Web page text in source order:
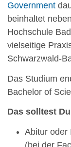
Government
beinhaltet
Hochschule
vielseitige
Schwarzwald-
Das Studium
Bachelor of
Das solltest
Abitur oder
(bei der